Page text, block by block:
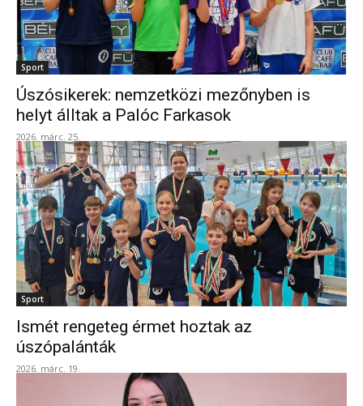
Sport
Úszósikerek: nemzetközi mezőnyben is
helyt álltak a Palóc Farkasok
2026. márc. 25.
Sport
Ismét rengeteg érmet hoztak az
úszópalánták
2026. márc. 19.